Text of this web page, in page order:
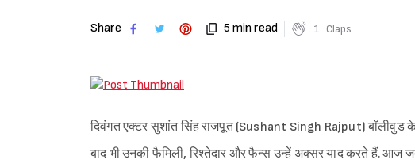
Share 5 min read 1 Claps
दिवंगत एक्टर सुशांत सिंह राजपूत (Sushant Singh Rajput) बॉलीवुड
बाद भी उनकी फैमिली, रिश्तेदार और फैन्स उन्हें अक्सर याद करते हैं. आज